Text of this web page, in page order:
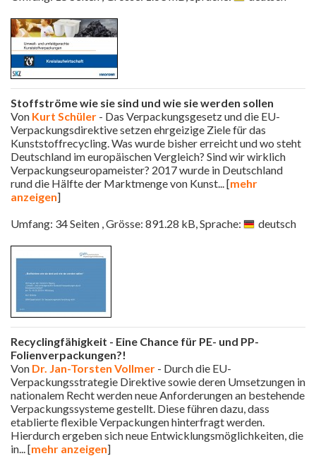
Stoffströme wie sie sind und wie sie werden sollen
Von Kurt Schüler - Das Verpackungsgesetz und die EU-
Verpackungsdirektive setzen ehrgeizige Ziele für das
Kunststoffrecycling. Was wurde bisher erreicht und wo steht
Deutschland im europäischen Vergleich? Sind wir wirklich
Verpackungseuropameister? 2017 wurde in Deutschland
rund die Hälfte der Marktmenge von Kunst... [mehr
anzeigen]
Umfang: 34 Seiten , Grösse: 891.28 kB, Sprache:
deutsch
Recyclingfähigkeit - Eine Chance für PE- und PP-
Folienverpackungen?!
Von Dr. Jan-Torsten Vollmer - Durch die EU-
Verpackungsstrategie Direktive sowie deren Umsetzungen in
nationalem Recht werden neue Anforderungen an bestehende
Verpackungssysteme gestellt. Diese führen dazu, dass
etablierte flexible Verpackungen hinterfragt werden.
Hierdurch ergeben sich neue Entwicklungsmöglichkeiten, die
in... [mehr anzeigen]